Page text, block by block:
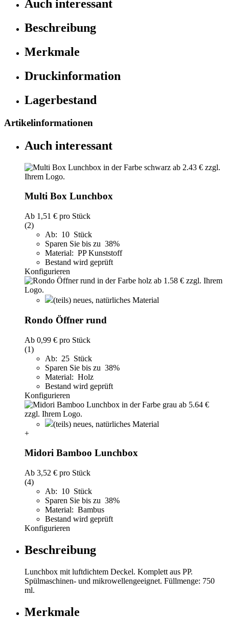
Auch interessant
Beschreibung
Merkmale
Druckinformation
Lagerbestand
Artikelinformationen
Auch interessant
Multi Box Lunchbox
Ab 1,51 € pro Stück
(2)
Ab: 10 Stück
Sparen Sie bis zu 38%
Material: PP Kunststoff
Bestand wird geprüft
Konfigurieren
(teils) neues, natürliches Material
Rondo Öffner rund
Ab 0,99 € pro Stück
(1)
Ab: 25 Stück
Sparen Sie bis zu 38%
Material: Holz
Bestand wird geprüft
Konfigurieren
(teils) neues, natürliches Material
+
Midori Bamboo Lunchbox
Ab 3,52 € pro Stück
(4)
Ab: 10 Stück
Sparen Sie bis zu 38%
Material: Bambus
Bestand wird geprüft
Konfigurieren
Beschreibung
Lunchbox mit luftdichtem Deckel. Komplett aus PP.
Spülmaschinen- und mikrowellengeeignet. Füllmenge: 750
ml.
Merkmale